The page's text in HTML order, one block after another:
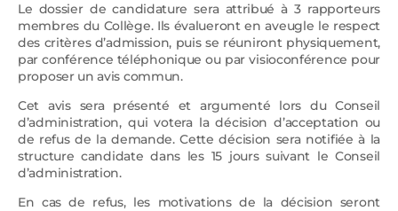
Le dossier de candidature sera attribué à 3 rapporteurs
membres du Collège. Ils évalueront en aveugle le respect
des critères d’admission, puis se réuniront physiquement,
par conférence téléphonique ou par visioconférence pour
proposer un avis commun.
Cet avis sera présenté et argumenté lors du Conseil
d’administration, qui votera la décision d’acceptation ou
de refus de la demande. Cette décision sera notifiée à la
structure candidate dans les 15 jours suivant le Conseil
d’administration.
En cas de refus, les motivations de la décision seront